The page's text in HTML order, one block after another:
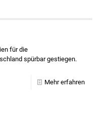
für die
spürbar gestiegen.
Mehr erfahren